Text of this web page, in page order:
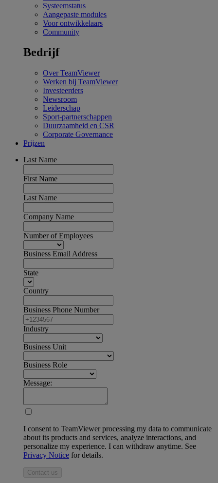
Systeemstatus
Aangepaste modules
Voor ontwikkelaars
Community
Bedrijf
Over TeamViewer
Werken bij TeamViewer
Investeerders
Newsroom
Leiderschap
Sport-partnerschappen
Duurzaamheid en CSR
Corporate Governance
Prijzen
Last Name
First Name
Last Name
Company Name
Number of Employees
Business Email Address
State
Country
Business Phone Number
Industry
Business Unit
Business Role
Message:
I consent to TeamViewer processing my data to communicate
about its products and services, analyze interactions, and
personalize my experience. I can withdraw anytime. See
Privacy Notice for details.
Contact us